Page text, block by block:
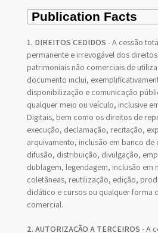
1. DIREITOS CEDIDOS - A cessão
permanente e irrevogável dos
patrimoniais não comerciais de
documento inclui,
disponibilização e comunicação
qualquer meio ou veículo, inclusive
Digitais, bem como os direitos de
execução, declamação, recitação,
arquivamento, inclusão em banco de
difusão, distribuição, divulgação,
dublagem, legendagem, inclusão em
coletâneas, reutilização, edição,
didático e cursos ou qualquer forma
comercial.
2. AUTORIZAÇÃO A TERCEIROS - A